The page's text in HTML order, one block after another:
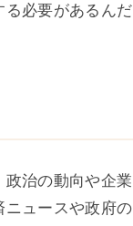
る必要があるんだ
治の動向や企業
ニュースや政府の